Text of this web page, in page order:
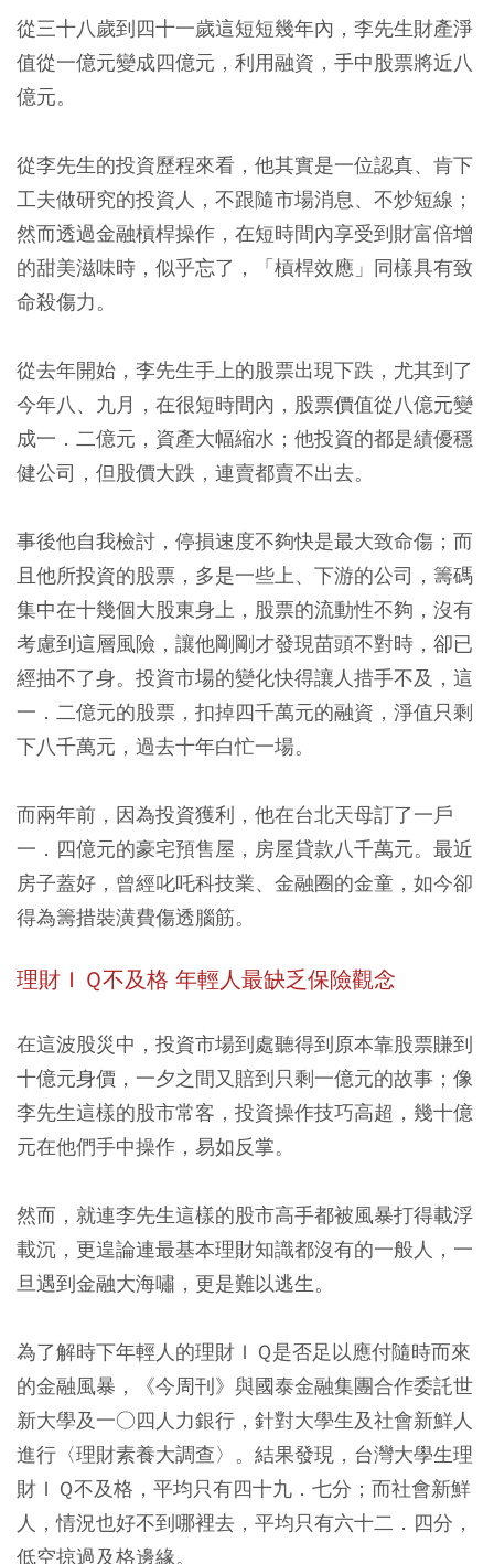
從三十八歲到四十一歲這短短幾年內，李先生財產淨
值從一億元變成四億元，利用融資，手中股票將近八
億元。
從李先生的投資歷程來看，他其實是一位認真、肯下
工夫做研究的投資人，不跟隨市場消息、不炒短線；
然而透過金融槓桿操作，在短時間內享受到財富倍增
的甜美滋味時，似乎忘了，「槓桿效應」同樣具有致
命殺傷力。
從去年開始，李先生手上的股票出現下跌，尤其到了
今年八、九月，在很短時間內，股票價值從八億元變
成一．二億元，資產大幅縮水；他投資的都是績優穩
健公司，但股價大跌，連賣都賣不出去。
事後他自我檢討，停損速度不夠快是最大致命傷；而
且他所投資的股票，多是一些上、下游的公司，籌碼
集中在十幾個大股東身上，股票的流動性不夠，沒有
考慮到這層風險，讓他剛剛才發現苗頭不對時，卻已
經抽不了身。投資市場的變化快得讓人措手不及，這
一．二億元的股票，扣掉四千萬元的融資，淨值只剩
下八千萬元，過去十年白忙一場。
而兩年前，因為投資獲利，他在台北天母訂了一戶
一．四億元的豪宅預售屋，房屋貸款八千萬元。最近
房子蓋好，曾經叱吒科技業、金融圈的金童，如今卻
得為籌措裝潢費傷透腦筋。
理財ＩＱ不及格 年輕人最缺乏保險觀念
在這波股災中，投資市場到處聽得到原本靠股票賺到
十億元身價，一夕之間又賠到只剩一億元的故事；像
李先生這樣的股市常客，投資操作技巧高超，幾十億
元在他們手中操作，易如反掌。
然而，就連李先生這樣的股市高手都被風暴打得載浮
載沉，更遑論連最基本理財知識都沒有的一般人，一
旦遇到金融大海嘯，更是難以逃生。
為了解時下年輕人的理財ＩＱ是否足以應付隨時而來
的金融風暴，《今周刊》與國泰金融集團合作委託世
新大學及一○四人力銀行，針對大學生及社會新鮮人
進行〈理財素養大調查〉。結果發現，台灣大學生理
財ＩＱ不及格，平均只有四十九．七分；而社會新鮮
人，情況也好不到哪裡去，平均只有六十二．四分，
低空掠過及格邊緣。